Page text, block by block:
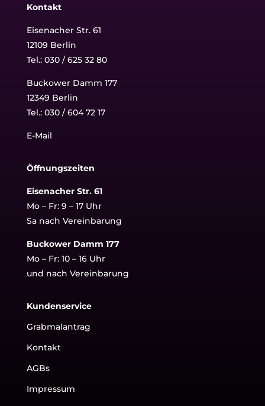
Kontakt
Eisenacher Str. 61
12109 Berlin
Tel.: 030 / 625 32 80
Buckower Damm 177
12349 Berlin
Tel.: 030 / 604 72 17
E-Mail
Öffnungszeiten
Eisenacher Str. 61
Mo – Fr: 9 – 17 Uhr
Sa nach Vereinbarung
Buckower Damm 177
Mo – Fr: 10 – 16 Uhr
und nach Vereinbarung
Kundenservice
Grabmalantrag
Kontakt
AGBs
Impressum